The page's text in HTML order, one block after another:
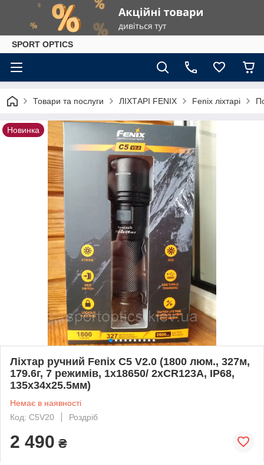
SPORT OPTICS
Товари та послуги ЛІХТАРІ FENIX Fenix ліхтарі
Новинка
Ліхтар ручний Fenix C5 V2.0 (1800 люм., 327м,
179.6г, 7 режимів, 1х18650/ 2хCR123A, ІР68,
135х34х25.5мм)
Немає в наявності
Код: C5V20
Роздріб
2 490 ₴